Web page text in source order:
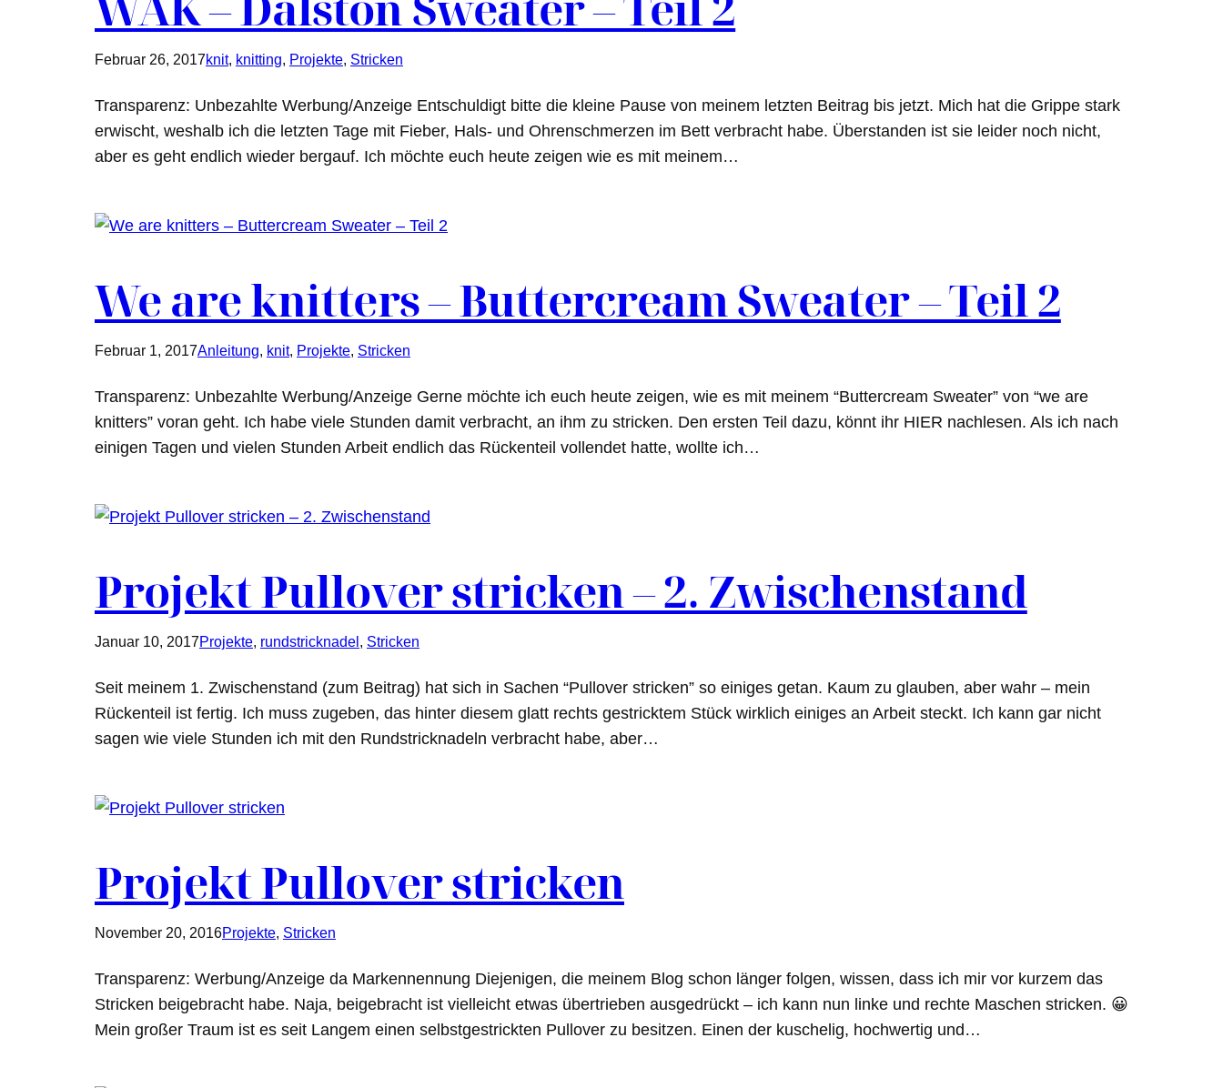
Februar 26, 2017knit, knitting, Projekte, Stricken
Transparenz: Unbezahlte Werbung/Anzeige Entschuldigt bitte die kleine Pause von meinem letzten Beitrag bis jetzt. Mich hat die Grippe stark
erwischt, weshalb ich die letzten Tage mit Fieber, Hals- und Ohrenschmerzen im Bett verbracht habe. Überstanden ist sie leider noch nicht,
aber es geht endlich wieder bergauf. Ich möchte euch heute zeigen wie es mit meinem…
We are knitters – Buttercream Sweater – Teil 2
Februar 1, 2017Anleitung, knit, Projekte, Stricken
Transparenz: Unbezahlte Werbung/Anzeige Gerne möchte ich euch heute zeigen, wie es mit meinem “Buttercream Sweater” von “we are
knitters” voran geht. Ich habe viele Stunden damit verbracht, an ihm zu stricken. Den ersten Teil dazu, könnt ihr HIER nachlesen. Als ich nach
einigen Tagen und vielen Stunden Arbeit endlich das Rückenteil vollendet hatte, wollte ich…
Projekt Pullover stricken – 2. Zwischenstand
Januar 10, 2017Projekte, rundstricknadel , Stricken
Seit meinem 1. Zwischenstand (zum Beitrag) hat sich in Sachen “Pullover stricken” so einiges getan. Kaum zu glauben, aber wahr – mein
Rückenteil ist fertig. Ich muss zugeben, das hinter diesem glatt rechts gestricktem Stück wirklich einiges an Arbeit steckt. Ich kann gar nicht
sagen wie viele Stunden ich mit den Rundstricknadeln verbracht habe, aber…
Projekt Pullover stricken
November 20, 2016Projekte, Stricken
Transparenz: Werbung/Anzeige da Markennennung Diejenigen, die meinem Blog schon länger folgen, wissen, dass ich mir vor kurzem das
Stricken beigebracht habe. Naja, beigebracht ist vielleicht etwas übertrieben ausgedrückt – ich kann nun linke und rechte Maschen stricken. 😀
Mein großer Traum ist es seit Langem einen selbstgestrickten Pullover zu besitzen. Einen der kuschelig, hochwertig und…